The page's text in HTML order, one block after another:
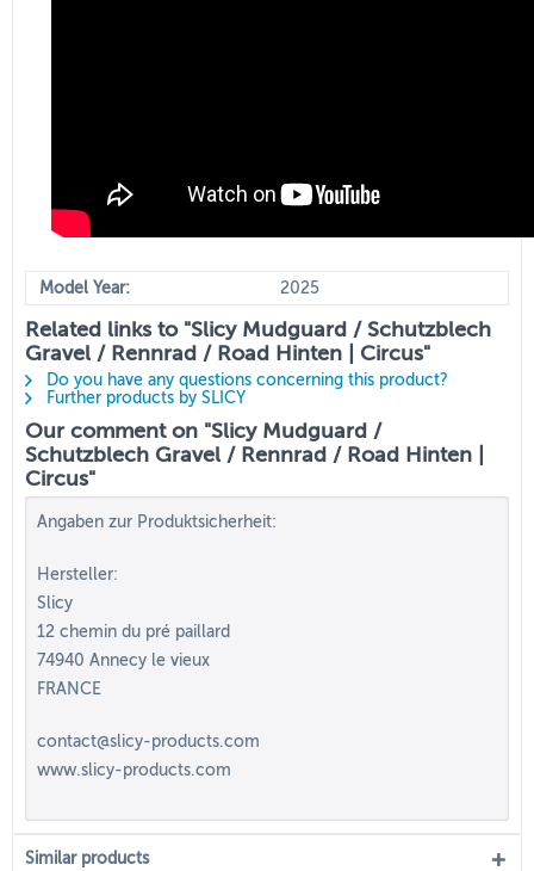
Model Year: 2025
Related links to "Slicy Mudguard / Schutzblech
Gravel / Rennrad / Road Hinten | Circus"
Do you have any questions concerning this product?
Further products by SLICY
Our comment on "Slicy Mudguard /
Schutzblech Gravel / Rennrad / Road Hinten |
Circus"
Angaben zur Produktsicherheit:
Hersteller:
Slicy
12 chemin du pré paillard
74940 Annecy le vieux
FRANCE
contact@slicy-products.com
www.slicy-products.com
Similar products